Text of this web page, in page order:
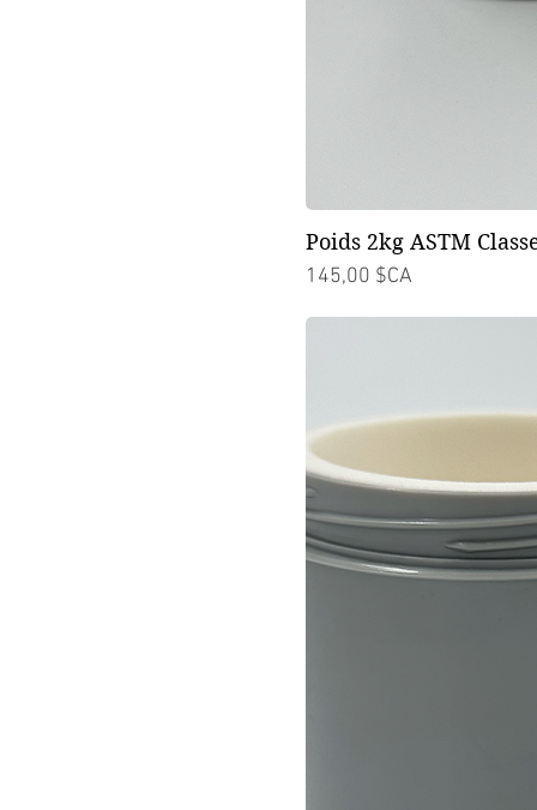
Poids 2kg ASTM
Prix
145,00 $CA